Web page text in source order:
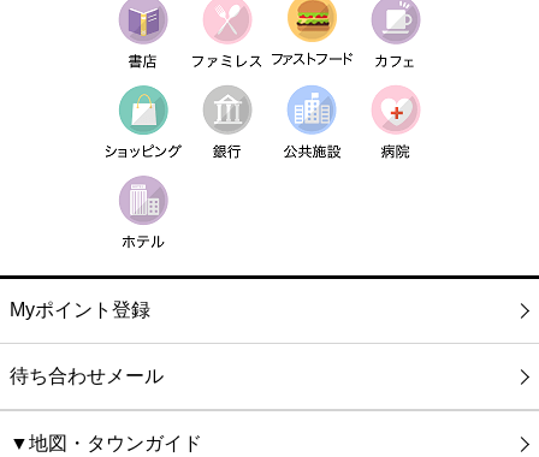
Myポイント登録
待ち合わせメール
▼地図・タウンガイド